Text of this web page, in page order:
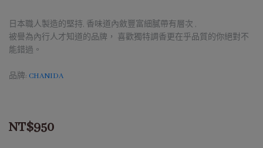
日本職人製造的堅持, 香味道內斂豐富細膩帶有層次 ,
被譽為內行人才知道的品牌， 喜歡獨特調香更在乎品質的你絕對不
能錯過。
品牌: CHANIDA
NT$950